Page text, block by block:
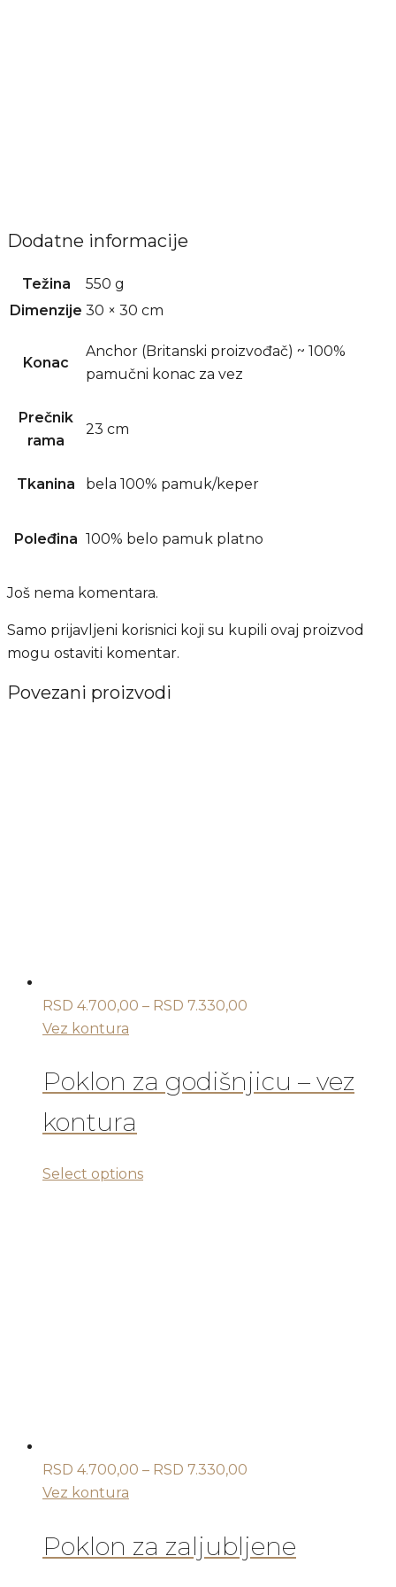
Dodatne informacije
Težina
550 g
Dimenzije 30 × 30 cm
Konac
Anchor (Britanski proizvođač) ~ 100%
pamučni konac za vez
Prečnik
rama
23 cm
Tkanina bela 100% pamuk/keper
Poleđina 100% belo pamuk platno
Još nema komentara.
Samo prijavljeni korisnici koji su kupili ovaj proizvod
mogu ostaviti komentar.
Povezani proizvodi
RSD 4.700,00 – RSD 7.330,00
RSD 4.700,00
do
Vez kontura
Poklon za godišnjicu – vez
kontura
Select optionsOvaj
RSD 4.700,00 – RSD 7.330,00
RSD 4.700,00
do
Vez kontura
Poklon za zaljubljene